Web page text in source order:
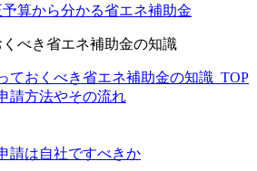
算から分かる省エネ補助金
べき省エネ補助金の知識
ておくべき省エネ補助金の知識_TOP
請方法やその流れ
請は自社ですべきか